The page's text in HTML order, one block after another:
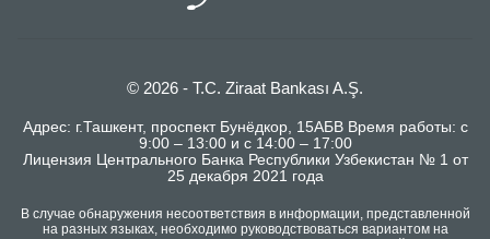
© 2026 - T.C. Ziraat Bankası A.Ş.
Адрес: г.Ташкент, проспект Бунёдкор, 15АБВ Время работы: с
9:00 – 13:00 и с 14:00 – 17:00
Лицензия Центрального Банка Республики Узбекистан № 1 от
25 декабря 2021 года
В случае обнаружения несоответствия в информации, представленной
на разных языках, необходимо руководствоваться вариантом на